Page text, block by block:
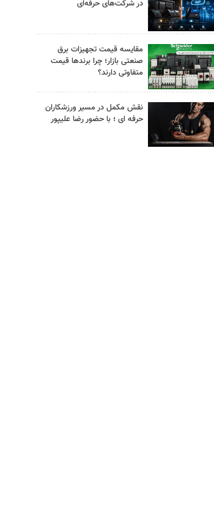
در شرکت‌های حرفه‌ای
مقایسه قیمت تجهیزات برق
صنعتی بازار؛ چرا برندها قیمت
متفاوتی دارند؟
نقش مکمل در مسیر ورزشکاران
حرفه ای ؛ با حضور رضا علیپور